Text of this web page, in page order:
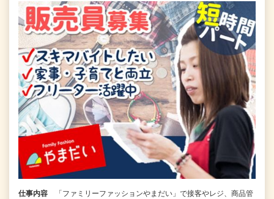
仕事内容
「ファミリーファッションやまだい」で接客やレジ、商品管